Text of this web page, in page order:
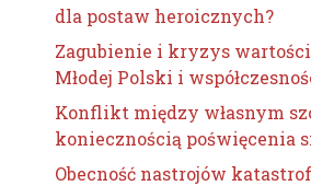
dla postaw heroicznych?
Zagubienie i kryzys
Młodej Polski i
Konflikt między własnym
koniecznością poświęcenia
Obecność nastrojów